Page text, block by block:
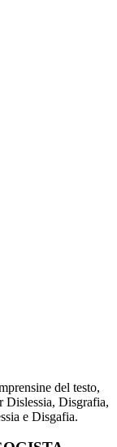
del testo,
Dislessia, Disgrafia,
e Disgafia.